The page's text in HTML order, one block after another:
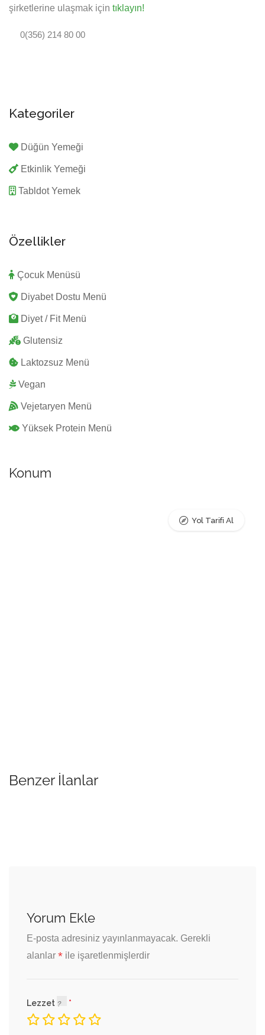
şirketlerine ulaşmak için tıklayın!
0(356) 214 80 00
Kategoriler
Düğün Yemeği
Etkinlik Yemeği
Tabldot Yemek
Özellikler
Çocuk Menüsü
Diyabet Dostu Menü
Diyet / Fit Menü
Glutensiz
Laktozsuz Menü
Vegan
Vejetaryen Menü
Yüksek Protein Menü
Konum
Yol Tarifi Al
Benzer İlanlar
Yorum Ekle
E-posta adresiniz yayınlanmayacak. Gerekli
alanlar * ile işaretlenmişlerdir
Lezzet